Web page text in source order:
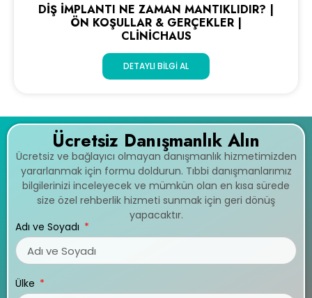
DIŞ İMPLANTI NE ZAMAN MANTIKLIDIR? |
ÖN KOŞULLAR & GERÇEKLER |
CLINICHAUS
DETAYLI BILGI AL
Ücretsiz Danışmanlık Alın
Ücretsiz ve bağlayıcı olmayan danışmanlık hizmetimizden
yararlanmak için formu doldurun. Tıbbi danışmanlarımız
bilgilerinizi inceleyecek ve mümkün olan en kısa sürede
size özel rehberlik hizmeti sunmak için geri dönüş
yapacaktır.
Adı ve Soyadı
Ülke